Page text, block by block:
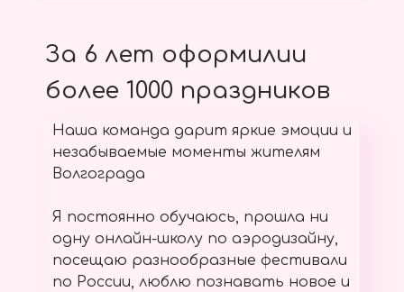
За 6 лет оформилии
более 1000 праздников
Наша команда дарит яркие эмоции и
незабываемые моменты жителям
Волгограда
Я постоянно обучаюсь, прошла ни
одну онлайн-школу по аэродизайну,
посещаю разнообразные фестивали
по России, люблю познавать новое и